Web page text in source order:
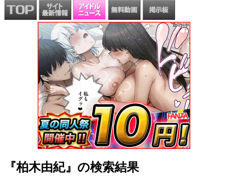
『柏木由紀』の検索結果